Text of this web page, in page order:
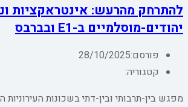
להתרחק מהרעש: אינטראקציות
יהודים-מוסלמיים ב-E1 ובברבס
פורסם:28/10/2025
קטגוריה:
מפגש בין-תרבותי ובין-דתי בשכונות